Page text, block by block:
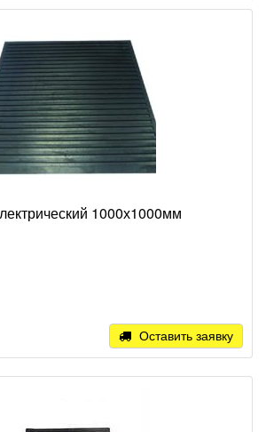
1000х1000мм
Оставить заявку